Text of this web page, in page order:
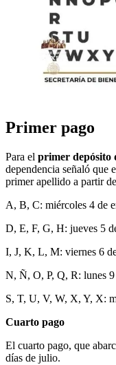
Primer pago
Para el primer depósito
dependencia señaló que
primer apellido a partir
A, B, C: miércoles 4 de
D, E, F, G, H: jueves 5
I, J, K, L, M: viernes 6
N, Ñ, O, P, Q, R: lunes 9
S, T, U, V, W, X, Y, X:
Cuarto pago
El cuarto pago, que
días de julio.